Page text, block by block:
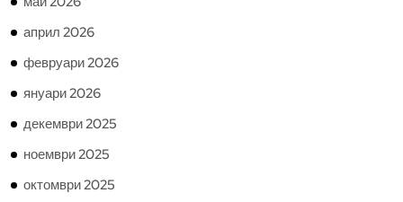
април 2026
февруари 2026
януари 2026
декември 2025
ноември 2025
октомври 2025